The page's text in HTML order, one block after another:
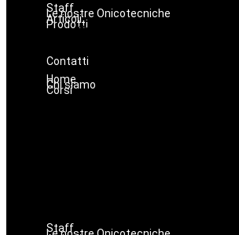
Staff
Le nostre Onicotecniche
Articoli
ProdottiOniconails
Prodotti per ricostruzione unghie
Contatti
Home
Chi siamo
Corsi
Staff